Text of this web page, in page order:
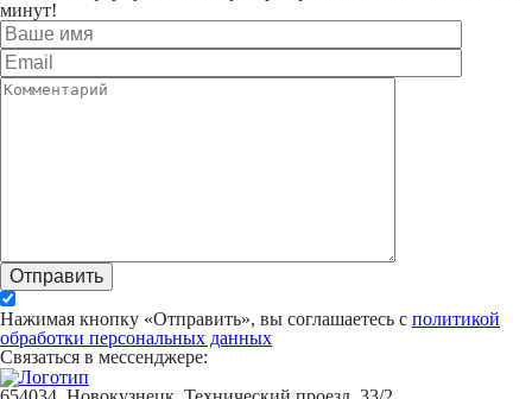
минут!
Отправить
Нажимая кнопку «Отправить», вы соглашаетесь с политикой
обработки персональных данных
Связаться в мессенджере: